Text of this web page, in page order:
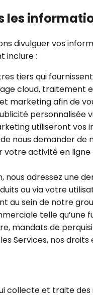
les
divulguer vos
inclure :
tiers qui
cloud, traitement
marketing afin de
personnalisée
utiliseront
nous demander
activité en
nous adressez une
ou via votre
au sein de notre
telle
mandats de
Services, nos
collecte et traite